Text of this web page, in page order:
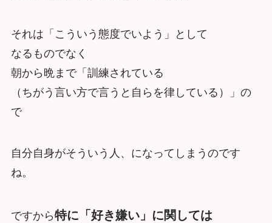
それは「こういう態度でいよう」として
なるものでなく
朝から晩まで「訓練されている
（ちがう言い方で言うと自らを律している）」の
で
自分自身がそういう人、になってしまうのです
ね。
ですから特に「好き嫌い」に関しては